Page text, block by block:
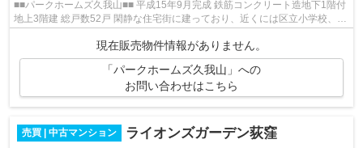
■■パークホームズ久我山■■ 平成15年9月完成 鉄筋コンクリート造地下1階付
地上3階建 総戸数52戸 閑静な住宅街に建っており、近くには区立小学校、最
現在販売物件情報がありません。
「パークホームズ久我山」への
お問い合わせはこちら
売買 | 中古マンション ライオンズガーデン荻窪